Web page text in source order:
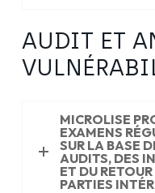
AUDIT ET
MICROLISE
EXAMENS
SUR LA BASE
AUDITS, DES
ET DU
PARTIES